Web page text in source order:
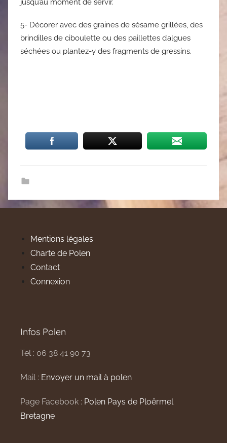
jusqu’au moment de servir.
5- Décorer avec des graines de sésame grillées, des
brindilles de ciboulette ou des paillettes d’algues
séchées ou plantez-y des fragments de gressins.
Mentions légales
Charte de Polen
Contact
Connexion
Infos Polen
Tel : 06 38 41 90 73
Mail : Envoyer un mail à polen
Page Facebook : Polen Pays de Ploërmel
Bretagne